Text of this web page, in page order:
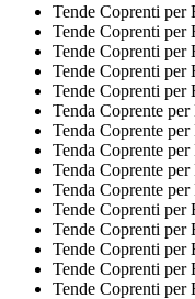
Tende Coprenti per
Tende Coprenti per
Tende Coprenti per
Tende Coprenti per
Tende Coprenti per
Tenda Coprente per
Tenda Coprente per
Tenda Coprente per
Tenda Coprente
Tenda Coprente
Tende Coprenti per
Tende Coprenti per
Tende Coprenti per
Tende Coprenti per
Tende Coprenti per